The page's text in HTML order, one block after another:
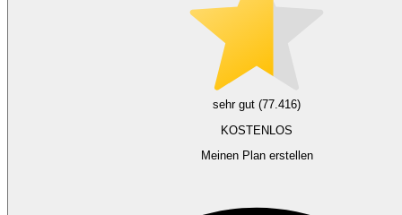
sehr gut (77.416)
KOSTENLOS
Meinen Plan erstellen